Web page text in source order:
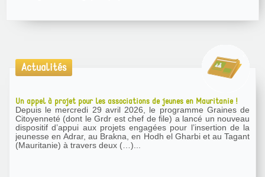
Actualités
Un appel à projet pour les associations de jeunes en Mauritanie !
Depuis le mercredi 29 avril 2026, le programme Graines de
Citoyenneté (dont le Grdr est chef de file) a lancé un nouveau
dispositif d’appui aux projets engagées pour l’insertion de la
jeunesse en Adrar, au Brakna, en Hodh el Gharbi et au Tagant
(Mauritanie) à travers deux (…)...